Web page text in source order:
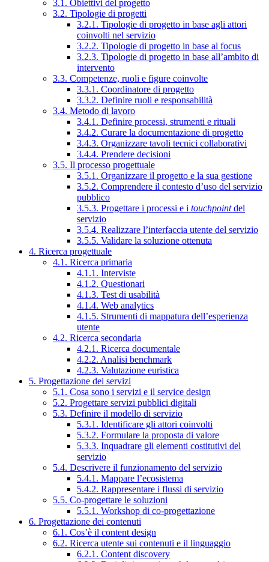
3.1. Obiettivi del progetto
3.2. Tipologie di progetti
3.2.1. Tipologie di progetto in base agli attori
coinvolti nel servizio
3.2.2. Tipologie di progetto in base al focus
3.2.3. Tipologie di progetto in base all’ambito di
intervento
3.3. Competenze, ruoli e figure coinvolte
3.3.1. Coordinatore di progetto
3.3.2. Definire ruoli e responsabilità
3.4. Metodo di lavoro
3.4.1. Definire processi, strumenti e rituali
3.4.2. Curare la documentazione di progetto
3.4.3. Organizzare tavoli tecnici collaborativi
3.4.4. Prendere decisioni
3.5. Il processo progettuale
3.5.1. Organizzare il progetto e la sua gestione
3.5.2. Comprendere il contesto d’uso del servizio
pubblico
3.5.3. Progettare i processi e i touchpointdel
servizio
3.5.4. Realizzare l’interfaccia utente del servizio
3.5.5. Validare la soluzione ottenuta
4. Ricerca progettuale
4.1. Ricerca primaria
4.1.1. Interviste
4.1.2. Questionari
4.1.3. Test di usabilità
4.1.4. Web analytics
4.1.5. Strumenti di mappatura dell’esperienza
utente
4.2. Ricerca secondaria
4.2.1. Ricerca documentale
4.2.2. Analisi benchmark
4.2.3. Valutazione euristica
5. Progettazione dei servizi
5.1. Cosa sono i servizi e il service design
5.2. Progettare servizi pubblici digitali
5.3. Definire il modello di servizio
5.3.1. Identificare gli attori coinvolti
5.3.2. Formulare la proposta di valore
5.3.3. Inquadrare gli elementi costitutivi del
servizio
5.4. Descrivere il funzionamento del servizio
5.4.1. Mappare l’ecosistema
5.4.2. Rappresentare i flussi di servizio
5.5. Co-progettare le soluzioni
5.5.1. Workshop di co-progettazione
6. Progettazione dei contenuti
6.1. Cos’è il content design
6.2. Ricerca utente sui contenuti e il linguaggio
6.2.1. Content discovery